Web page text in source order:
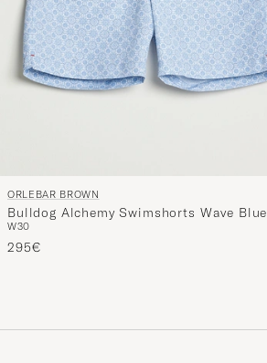
ORLEBAR BROWN
Bulldog Alchemy Swimshorts Wave Blue
W30
295€